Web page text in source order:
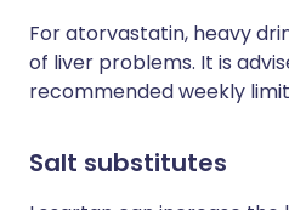
For atorvastatin, heavy
of liver problems. It is
recommended weekly
Salt substitutes